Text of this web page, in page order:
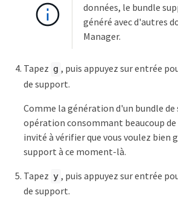
données, le bundle
généré avec d'autres
Manager.
Tapez g , puis appuyez sur entrée
de support.
Comme la génération d'un bundle
opération consommant beaucoup
invité à vérifier que vous voulez bien
support à ce moment-là.
Tapez y , puis appuyez sur entrée
de support.